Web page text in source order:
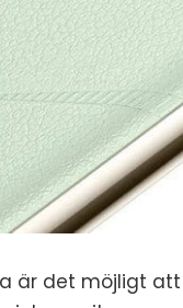
är det möjligt att